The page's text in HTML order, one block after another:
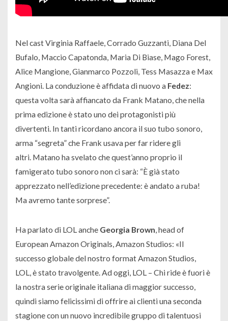
Nel cast Virginia Raffaele, Corrado Guzzanti, Diana Del
Bufalo, Maccio Capatonda, Maria Di Biase, Mago Forest,
Alice Mangione, Gianmarco Pozzoli, Tess Masazza e Max
Angioni. La conduzione è affidata di nuovo a Fedez:
questa volta sarà affiancato da Frank Matano, che nella
prima edizione è stato uno dei protagonisti più
divertenti. In tanti ricordano ancora il suo tubo sonoro,
arma “segreta” che Frank usava per far ridere gli
altri. Matano ha svelato che quest’anno proprio il
famigerato tubo sonoro non ci sarà: “È già stato
apprezzato nell’edizione precedente: è andato a ruba!
Ma avremo tante sorprese”.
Ha parlato di LOL anche Georgia Brown, head of
European Amazon Originals, Amazon Studios: «Il
successo globale del nostro format Amazon Studios,
LOL, è stato travolgente. Ad oggi, LOL – Chi ride è fuoriè
la nostra serie originale italiana di maggior successo,
quindi siamo felicissimi di offrire ai clienti una seconda
stagione con un nuovo incredibile gruppo di talentuosi